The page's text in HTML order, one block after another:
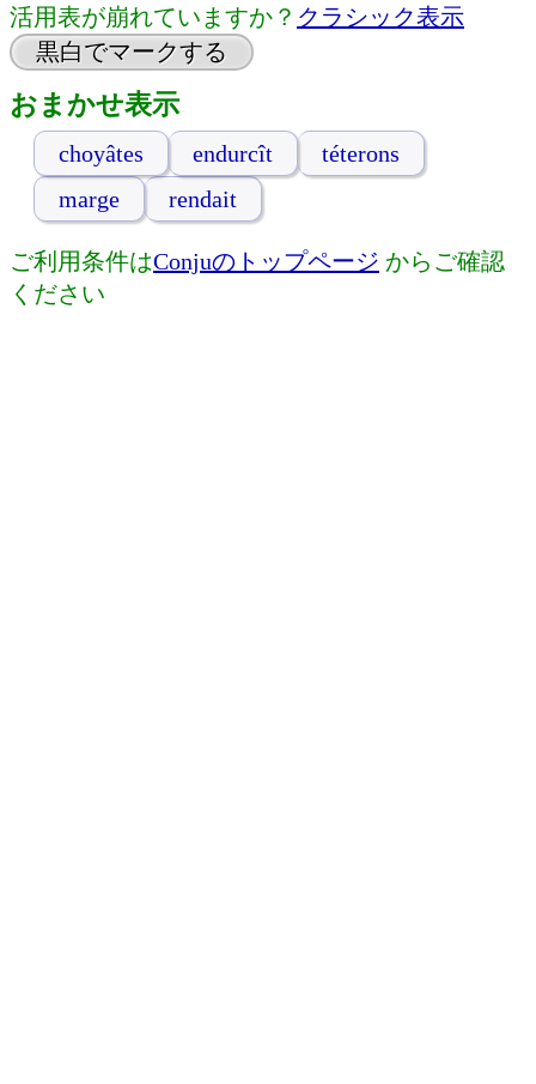
活用表が崩れていますか？ クラシック表示
黒白でマークする
おまかせ表示
choyâtes endurcît
téterons
marge
rendait
ご利用条件はConjuのトップページ からご確認
ください